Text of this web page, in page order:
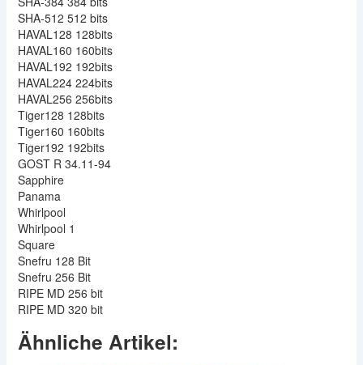
SHA-512 512 bits
HAVAL128 128bits
HAVAL160 160bits
HAVAL192 192bits
HAVAL224 224bits
HAVAL256 256bits
Tiger128 128bits
Tiger160 160bits
Tiger192 192bits
GOST R 34.11-94
Sapphire
Panama
Whirlpool
Whirlpool 1
Square
Snefru 128 Bit
Snefru 256 Bit
RIPE MD 256 bit
RIPE MD 320 bit
Ähnliche Artikel: